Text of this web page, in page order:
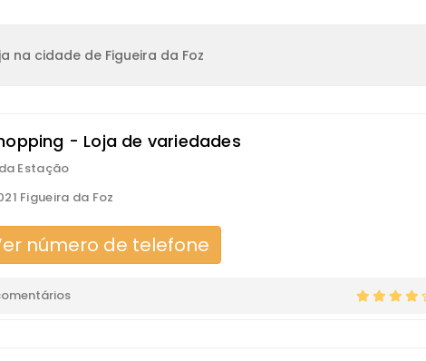
na cidade de Figueira da Foz
- Loja de variedades
Estação
Figueira da Foz
número de telefone